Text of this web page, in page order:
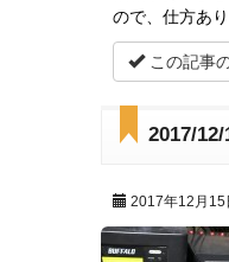
ので、仕方あ
この記事
2017/
2017年12月15